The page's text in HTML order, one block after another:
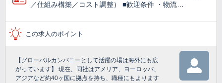
／仕組み構築／コスト調整） ■歓迎条件 ・物流…
この求人のポイント
【グローバルカンパニーとして活躍の場は海外にも広
がっています】 現在、同社はアメリア、ヨーロッパ、
アジアなど約40ヶ国に拠点を持ち、職種にもよります